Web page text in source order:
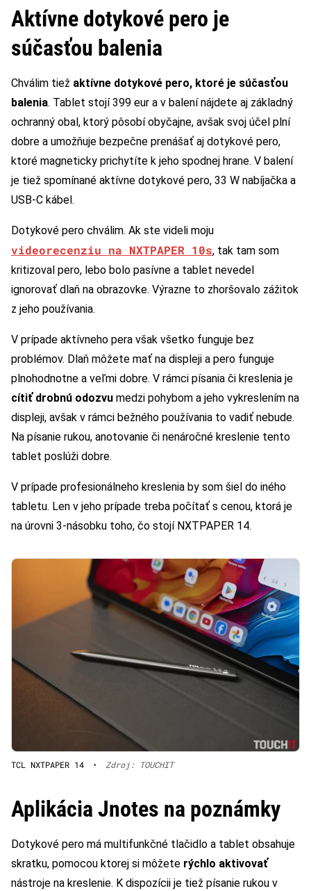
Aktívne dotykové pero je
súčasťou balenia
Chválim tiež aktívne dotykové pero, ktoré je súčasťou
balenia. Tablet stojí 399 eur a v balení nájdete aj základný
ochranný obal, ktorý pôsobí obyčajne, avšak svoj účel plní
dobre a umožňuje bezpečne prenášať aj dotykové pero,
ktoré magneticky prichytíte k jeho spodnej hrane. V balení
je tiež spomínané aktívne dotykové pero, 33 W nabíjačka a
USB-C kábel.
Dotykové pero chválim. Ak ste videli moju
videorecenziu na NXTPAPER 10s, tak tam som
kritizoval pero, lebo bolo pasívne a tablet nevedel
ignorovať dlaň na obrazovke. Výrazne to zhoršovalo zážitok
z jeho používania.
V prípade aktívneho pera však všetko funguje bez
problémov. Dlaň môžete mať na displeji a pero funguje
plnohodnotne a veľmi dobre. V rámci písania či kreslenia je
cítiť drobnú odozvu medzi pohybom a jeho vykreslením na
displeji, avšak v rámci bežného používania to vadiť nebude.
Na písanie rukou, anotovanie či nenáročné kreslenie tento
tablet poslúži dobre.
V prípade profesionálneho kreslenia by som šiel do iného
tabletu. Len v jeho prípade treba počítať s cenou, ktorá je
na úrovni 3-násobku toho, čo stojí NXTPAPER 14.
TCL NXTPAPER 14 • Zdroj: TOUCHIT
Aplikácia Jnotes na poznámky
Dotykové pero má multifunkčné tlačidlo a tablet obsahuje
skratku, pomocou ktorej si môžete rýchlo aktivovať
nástroje na kreslenie. K dispozícii je tiež písanie rukou v